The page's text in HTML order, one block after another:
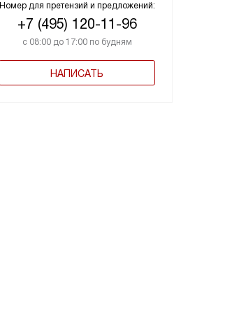
Номер для претензий и предложений:
+7 (495) 120-11-96
с 08:00 до 17:00 по будням
НАПИСАТЬ